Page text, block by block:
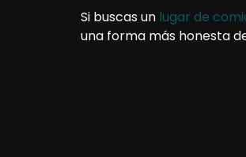
Si buscas un lugar de
una forma más honesta